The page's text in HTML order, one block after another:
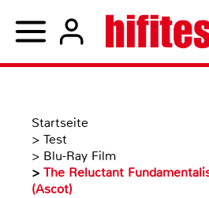
Startseite
> Test
> Blu-Ray Film
> The Reluctant
(Ascot)